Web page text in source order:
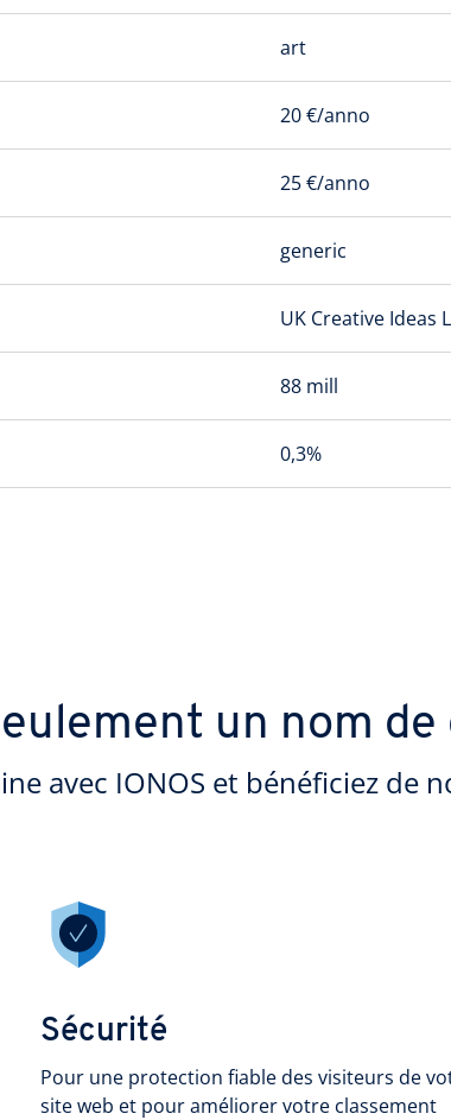
art
20 €/anno
25 €/anno
generic
UK Creative Ideas
88 mill
0,3%
un nom de
avec IONOS et bénéficiez de
Sécurité
Pour une protection fiable des visiteurs de
site web et pour améliorer votre classement